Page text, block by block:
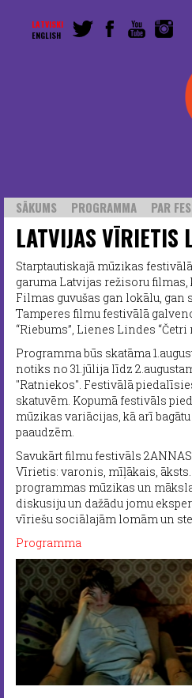
LATVISKI
ENGLISH
SĀKUMS PROGRAMMA PAR
LATVIJAS VĪRIETIS
Starptautiskajā mūzikas
garuma Latvijas režisoru
Filmas guvušas gan lokālu, gan
Tamperes filmu festivālā
“Riebums”, Lienes Lindes “Četri
Programma būs skatāma
notiks no 31.jūlija līdz
"Ratniekos". Festivālā
skatuvēm. Kopumā festivāls
mūzikas variācijas, kā arī
paaudzēm.
Savukārt filmu festivāls
Vīrietis: varonis, mīļākais,
programmas mūzikas un
diskusiju un dažādu jomu
vīriešu sociālajām lomām un
Programma